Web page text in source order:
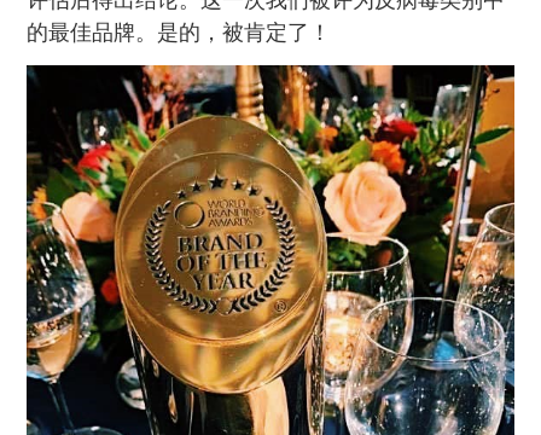
的最佳品牌。是的，被肯定了！